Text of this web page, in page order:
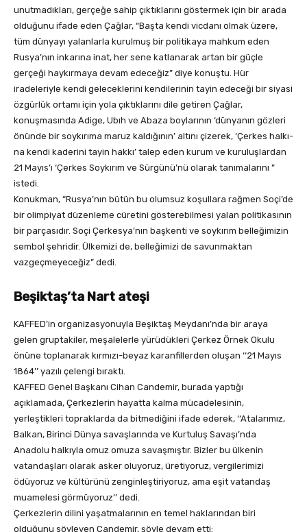
unutmadıkları, gerçeğe sahip çıktıklarını göstermek için bir arada
olduğunu ifade eden Çağlar, “Başta kendi vicdanı olmak üzere,
tüm dünyayı yalanlarla kurulmuş bir politikaya mahkum eden
Rusya’nın inkarına inat, her sene katlanarak artan bir güçle
gerçeği haykırmaya devam edeceğiz” diye konuştu. Hür
iradeleriyle kendi geleceklerini kendilerinin tayin edeceği bir siyasi
özgürlük ortamı için yola çıktıklarını dile getiren Çağlar,
konuşmasında Adige, Ubıh ve Abaza boylarının ‘dünyanın gözleri
önünde bir soykırıma maruz kaldığının’ altını çizerek, ‘Çerkes halkı­
na kendi kaderini tayin hakkı’ talep eden kurum ve kuruluşlardan
21 Mayıs’ı ‘Çerkes Soykırım ve Sürgünü’nü olarak tanımalarını ”
istedi.
Konukman, “Rusya’nın bütün bu olumsuz koşullara rağmen Soçi’de
bir olimpiyat düzenleme cüretini gösterebilmesi yalan politikasının
bir parçasıdır. Soçi Çerkesya’nın başkenti ve soykırım belleğimizin
sembol şehridir. Ülkemizi de, belle­ğimizi de savunmaktan
vazgeçme­yeceğiz” dedi.
Beşiktaş’ta Nart ateşi
KAFFED’in organizasyonuyla Beşiktaş Meydanı’nda bir araya
gelen gruptakiler, meşalelerle yürüdükleri Çerkez Örnek Okulu
önüne toplanarak kırmızı-beyaz karanfillerden oluşan ‘‘21 Mayıs
1864’’ yazılı çelengi bıraktı.
KAFFED Genel Başkanı Cihan Candemir, burada yaptığı
açıklamada, Çerkezlerin hayatta kalma mücadelesinin,
yerleştikleri topraklarda da bitmediğini ifade ederek, ‘‘Atalarımız,
Balkan, Birinci Dünya savaşlarında ve Kurtuluş Savaşı’nda
Anadolu halkıyla omuz omuza savaşmıştır. Bizler bu ülkenin
vatandaşları olarak asker oluyoruz, üretiyoruz, vergilerimizi
ödüyoruz ve kültürünü zenginleştiriyoruz, ama eşit vatandaş
muamelesi görmüyoruz’’ dedi.
Çerkezlerin dilini yaşatmalarının en temel haklarından biri
olduğunu söyleyen Candemir, şöyle devam etti: